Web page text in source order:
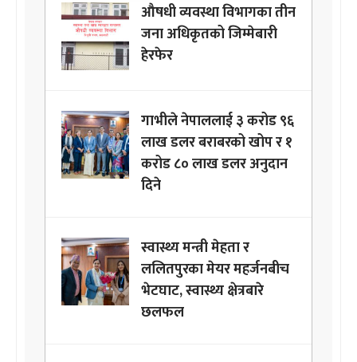
औषधी व्यवस्था विभागका तीन
जना अधिकृतको जिम्मेबारी
हेरफेर
गाभीले नेपाललाई ३ करोड ९६
लाख डलर बराबरको खोप र १
करोड ८० लाख डलर अनुदान
दिने
स्वास्थ्य मन्त्री मेहता र
ललितपुरका मेयर महर्जनबीच
भेटघाट, स्वास्थ्य क्षेत्रबारे
छलफल